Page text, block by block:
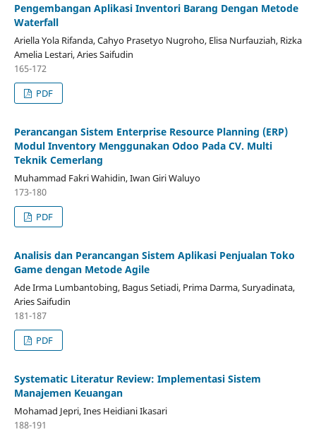
Pengembangan Aplikasi Inventori Barang Dengan Metode
Waterfall
Ariella Yola Rifanda, Cahyo Prasetyo Nugroho, Elisa Nurfauziah, Rizka
Amelia Lestari, Aries Saifudin
165-172
PDF
Perancangan Sistem Enterprise Resource Planning (ERP)
Modul Inventory Menggunakan Odoo Pada CV. Multi
Teknik Cemerlang
Muhammad Fakri Wahidin, Iwan Giri Waluyo
173-180
PDF
Analisis dan Perancangan Sistem Aplikasi Penjualan Toko
Game dengan Metode Agile
Ade Irma Lumbantobing, Bagus Setiadi, Prima Darma, Suryadinata,
Aries Saifudin
181-187
PDF
Systematic Literatur Review: Implementasi Sistem
Manajemen Keuangan
Mohamad Jepri, Ines Heidiani Ikasari
188-191